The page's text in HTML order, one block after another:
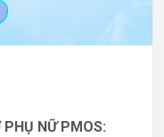
PHỤ NỮ PMOS: